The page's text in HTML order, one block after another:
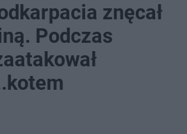
znęcał
Podczas